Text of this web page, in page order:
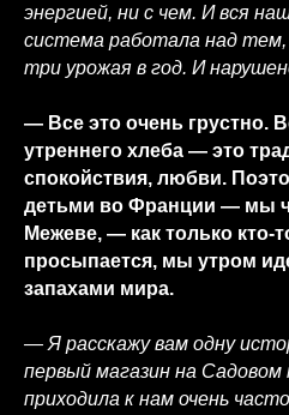
энергией, ни с чем. И вся
система работала над
три урожая в год. И
— Все это очень грустно.
утреннего хлеба — это
спокойствия, любви.
детьми во Франции — мы
Межеве, — как только кто-
просыпается, мы утром
запахами мира.
— Я расскажу вам одну
первый магазин на Садовом
приходила к нам очень